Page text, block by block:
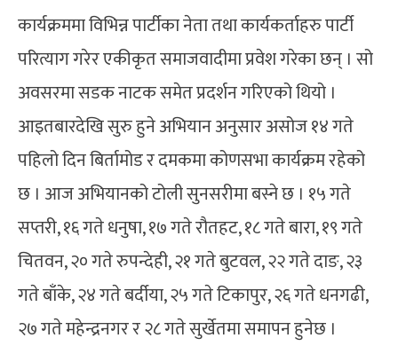
कार्यक्रममा विभिन्न पार्टीका नेता तथा कार्यकर्ताहरु पार्टी
परित्याग गरेर एकीकृत समाजवादीमा प्रवेश गरेका छन् । सो
अवसरमा सडक नाटक समेत प्रदर्शन गरिएको थियो ।
आइतबारदेखि सुरु हुने अभियान अनुसार असोज १४ गते
पहिलो दिन बिर्तामोड र दमकमा कोणसभा कार्यक्रम रहेको
छ । आज अभियानको टोली सुनसरीमा बस्ने छ । १५ गते
सप्तरी, १६ गते धनुषा, १७ गते रौतहट, १८ गते बारा, १९ गते
चितवन, २० गते रुपन्देही, २१ गते बुटवल, २२ गते दाङ, २३
गते बाँके, २४ गते बर्दीया, २५ गते टिकापुर, २६ गते धनगढी,
२७ गते महेन्द्रनगर र २८ गते सुर्खेतमा समापन हुनेछ ।